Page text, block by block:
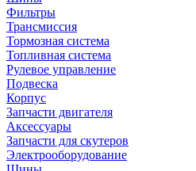
Фильтры
Трансмиссия
Тормозная система
Топливная система
Рулевое управление
Подвеска
Корпус
Запчасти двигателя
Аксессуары
Запчасти для скутеров
Электрооборудование